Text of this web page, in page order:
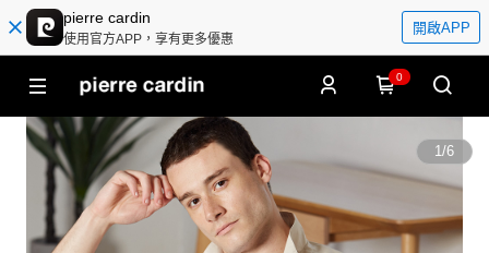
pierre cardin
使用官方APP，享有更多優惠
開啟APP
0
1/6